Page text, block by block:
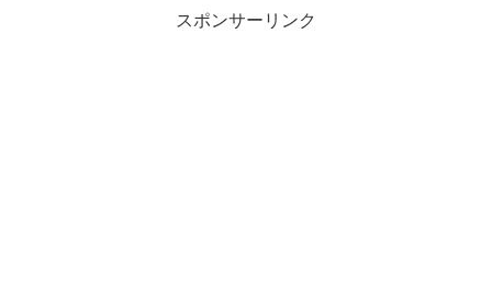
スポンサーリンク